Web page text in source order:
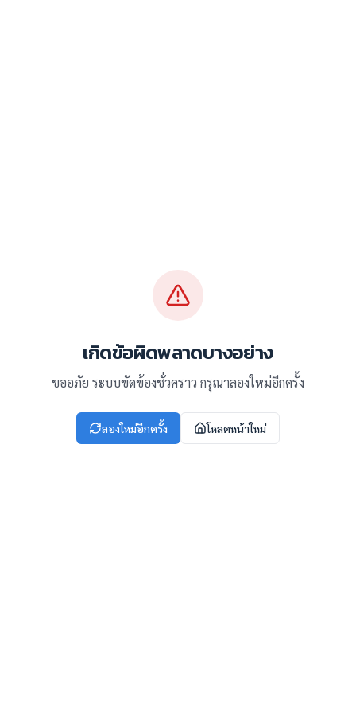
เกิดข้อผิดพลาดบางอย่าง
ขออภัย ระบบขัดข้องชั่วคราว กรุณาลองใหม่อีกครั้ง
ลองใหม่อีกครั้ง โหลดหน้าใหม่